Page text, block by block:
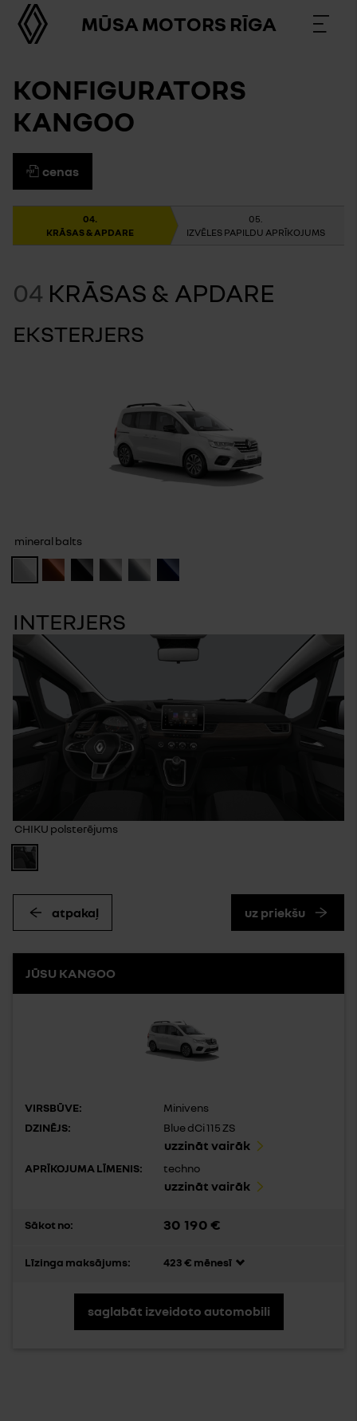
MŪSA MOTORS RĪGA
KONFIGURATORS
KANGOO
cenas
KRĀSAS & APDARE IZVĒLES PAPILDU APRĪKOJUMS
04 KRĀSAS & APDARE
EKSTERJERS
mineral balts
INTERJERS
CHIKU polsterējums
atpakaļ uz priekšu
JŪSU KANGOO
VIRSBŪVE:
Minivens
DZINĒJS:
Blue dCi 115 ZS
uzzināt vairāk
APRĪKOJUMA LĪMENIS: techno
uzzināt vairāk
Sākot no: 30 190 €
Līzinga maksājums: 423 € mēnesī
saglabāt izveidoto automobili